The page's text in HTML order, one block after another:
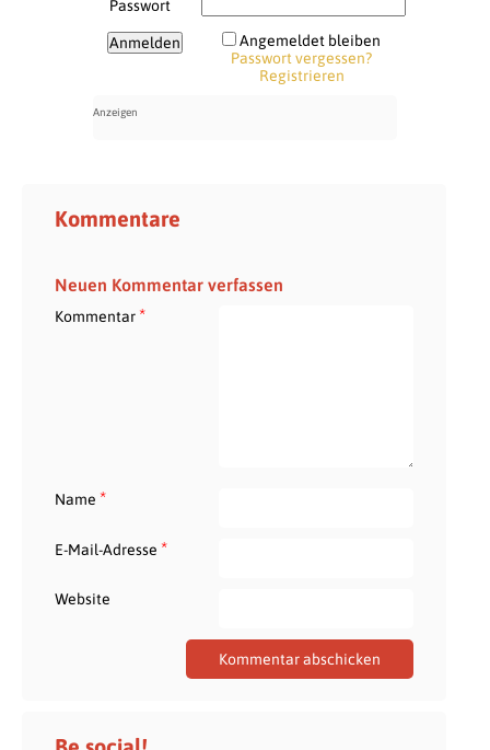
Passwort
Angemeldet bleiben
Passwort vergessen?
Registrieren
Kommentare
Neuen Kommentar verfassen
Kommentar*
Name *
E-Mail-Adresse *
Website